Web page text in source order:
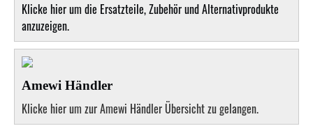
Klicke hier um die Ersatzteile, Zubehör und Alternativprodukte
anzuzeigen.
Amewi Händler
Klicke hier um zur Amewi Händler Übersicht zu gelangen.